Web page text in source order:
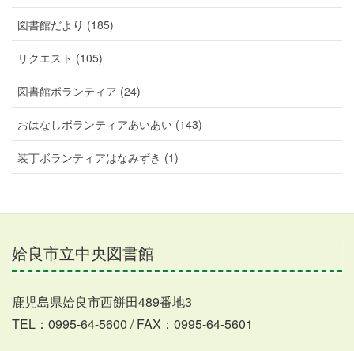
図書館だより (185)
リクエスト (105)
図書館ボランティア (24)
おはなしボランティアあいあい (143)
装丁ボランティアはなみずき (1)
姶良市立中央図書館
鹿児島県姶良市西餅田489番地3
TEL：0995-64-5600 / FAX：0995-64-5601